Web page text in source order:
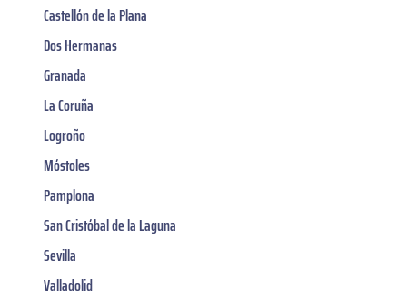
Castellón de la Plana
Dos Hermanas
Granada
La Coruña
Logroño
Móstoles
Pamplona
San Cristóbal de la Laguna
Sevilla
Valladolid